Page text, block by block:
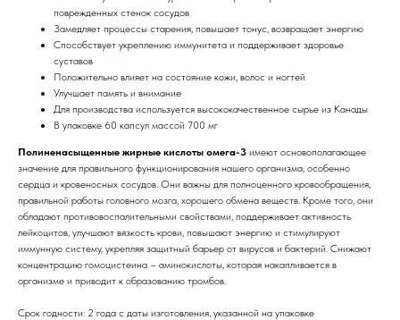
поврежденных стенок сосудов
Замедляет процессы старения, повышает тонус, возвращает энергию
Способствует укреплению иммунитета и поддерживает здоровье
суставов
Положительно влияет на состояние кожи, волос и ногтей
Улучшает память и внимание
Для производства используется высококачественное сырье из Канады
В упаковке 60 капсул массой 700 мг
Полиненасыщенные жирные кислоты омега-3 имеют основополагающее
значение для правильного функционирования нашего организма, особенно
сердца и кровеносных сосудов. Они важны для полноценного кровообращения,
правильной работы головного мозга, хорошего обмена веществ. Кроме того, они
обладают противовоспалительными свойствами, поддерживает активность
лейкоцитов, улучшают вязкость крови, повышают энергию и стимулируют
иммунную систему, укрепляя защитный барьер от вирусов и бактерий. Снижают
концентрацию гомоцистеина – аминокислоты, которая накапливается в
организме и приводит к образованию тромбов.
Срок годности: 2 года с даты изготовления, указанной на упаковке